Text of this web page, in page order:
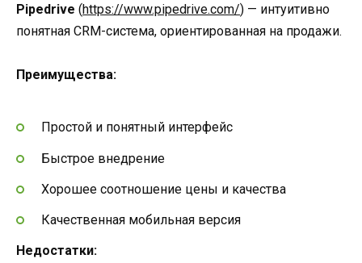
Pipedrive (https://www.pipedrive.com/) — интуитивно
понятная CRM-система, ориентированная на продажи.
Преимущества:
Простой и понятный интерфейс
Быстрое внедрение
Хорошее соотношение цены и качества
Качественная мобильная версия
Недостатки: